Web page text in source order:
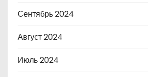
Сентябрь 2024
Август 2024
Июль 2024